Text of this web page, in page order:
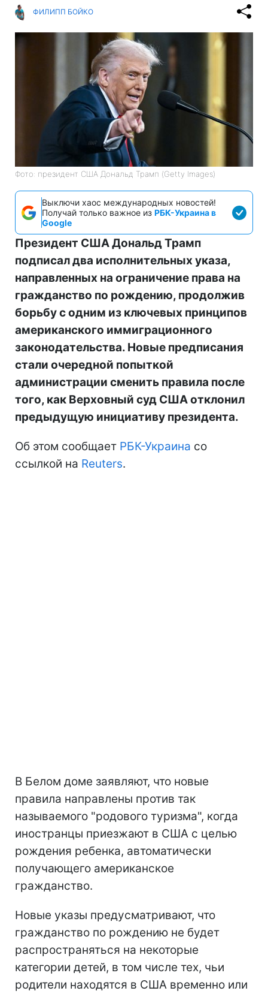
ФИЛИПП БОЙКО
Фото: президент США Дональд Трамп (Getty Images)
Выключи хаос международных новостей!
Получай только важное из РБК-Украина в
Google
Президент США Дональд Трамп
подписал два исполнительных указа,
направленных на ограничение права на
гражданство по рождению, продолжив
борьбу с одним из ключевых принципов
американского иммиграционного
законодательства. Новые предписания
стали очередной попыткой
администрации сменить правила после
того, как Верховный суд США отклонил
предыдущую инициативу президента.
Об этом сообщает РБК-Украина со
ссылкой на Reuters.
В Белом доме заявляют, что новые
правила направлены против так
называемого "родового туризма", когда
иностранцы приезжают в США с целью
рождения ребенка, автоматически
получающего американское
гражданство.
Новые указы предусматривают, что
гражданство по рождению не будет
распространяться на некоторые
категории детей, в том числе тех, чьи
родители находятся в США временно или